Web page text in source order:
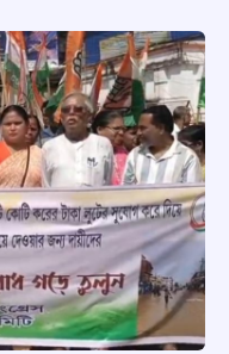
d
s
a
m